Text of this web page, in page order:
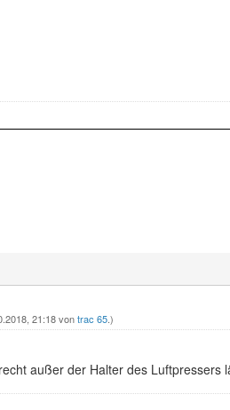
21:18 vontrac 65.)
außer der Halter des Luftpressers